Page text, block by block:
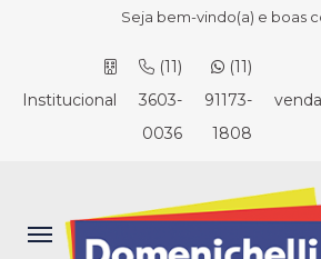
Seja bem-vindo(a) e boas
Institucional
(11)
3603-
0036
(11)
91173-
1808